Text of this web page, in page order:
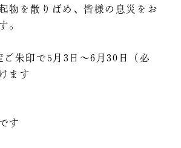
物を散りばめ、皆様の息災をお
。
ご朱印で5月3日〜6月30日（必
ます
す